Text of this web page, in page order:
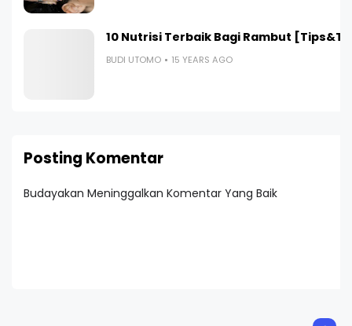
10 Nutrisi Terbaik Bagi Rambut
BUDI UTOMO 15 YEARS AGO
Posting Komentar
Budayakan Meninggalkan Komentar Yang Baik